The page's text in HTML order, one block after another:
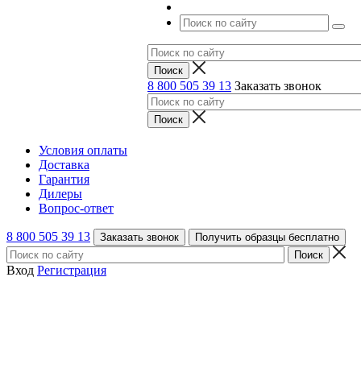
8 800 505 39 13 Заказать звонок
Условия оплаты
Доставка
Гарантия
Дилеры
Вопрос-ответ
8 800 505 39 13 Заказать звонок Получить образцы бесплатно
Вход Регистрация